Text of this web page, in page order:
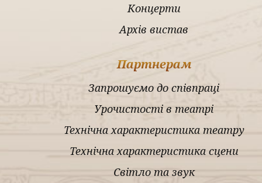
Концерти
Архів вистав
Партнерам
Запрошуємо до співпраці
Урочистості в театрі
Технічна характеристика театру
Технічна характеристика сцени
Світло та звук